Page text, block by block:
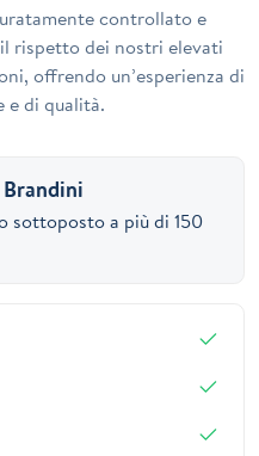
controllato e
rispetto dei nostri elevati
offrendo un’esperienza di
e di qualità.
sottoposto a più di 150